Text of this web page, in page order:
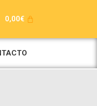
0,00€